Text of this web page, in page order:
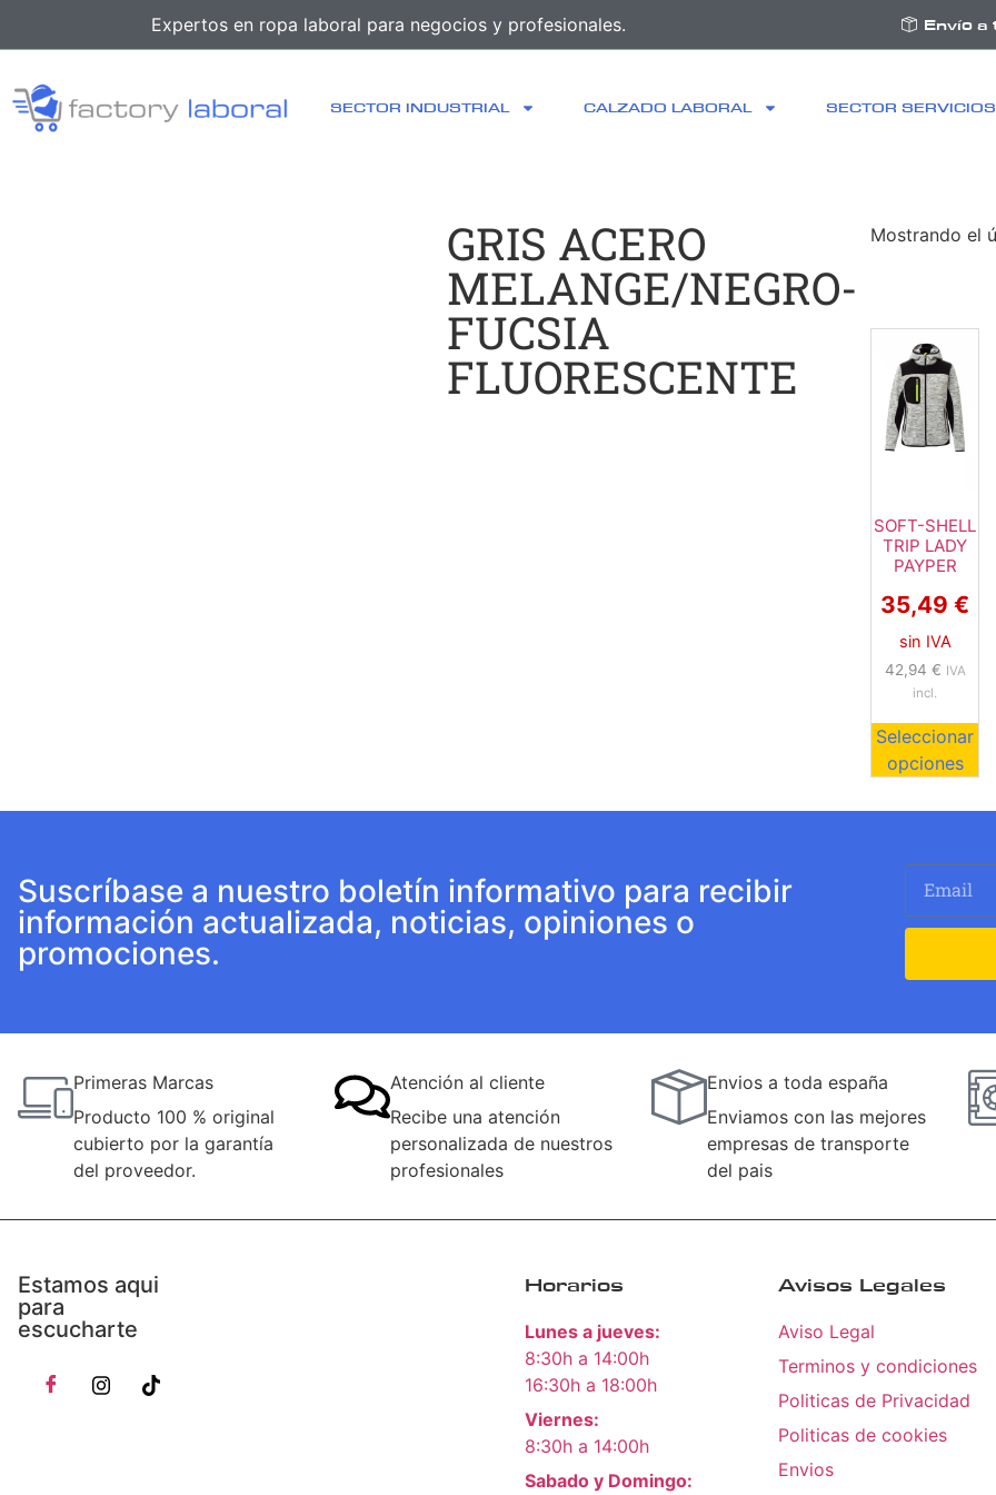
Expertos en ropa laboral para negocios y profesionales. Envío a
SECTOR INDUSTRIAL CALZADO LABORAL SECTOR SERVICIOS
Mostrando el
SOFT-SHELL
TRIP LADY
PAYPER
35,49€
sin IVA
42,94 € IVA
incl.
Seleccionar
opciones
GRIS ACERO
MELANGE/NEGRO-
FUCSIA
FLUORESCENTE
Suscríbase a nuestro boletín informativo para recibir
información actualizada, noticias, opiniones o
promociones.
Primeras Marcas
Producto 100 % original
cubierto por la garantía
del proveedor.
Atención al cliente
Recibe una atención
personalizada de nuestros
profesionales
Envios a toda españa
Enviamos con las mejores
empresas de transporte
del pais
Estamos aqui
para
escucharte
Horarios
Lunes a jueves:
8:30h a 14:00h
16:30h a 18:00h
Viernes:
8:30h a 14:00h
Sabado y Domingo:
Avisos Legales
Aviso Legal
Terminos y condiciones
Politicas de Privacidad
Politicas de cookies
Envios